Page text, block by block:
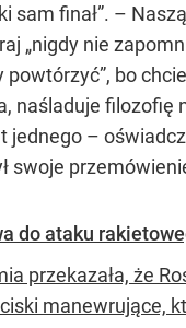
sam finał”. –
„nigdy nie
bo
naśladuje filozofię
–
swoje
do ataku
przekazała, że
manewrujące,